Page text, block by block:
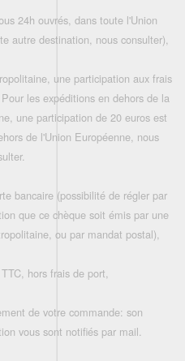
24h ouvrés, dans toute l'Union
autre destination, nous consulter),
une participation aux frais
les expéditions en dehors de la
une participation de 20 euros est
de l'Union Européenne, nous
bancaire (possibilité de régler par
que ce chèque soit émis par une
ou par mandat postal),
hors frais de port,
de votre commande: son
vous sont notifiés par mail.